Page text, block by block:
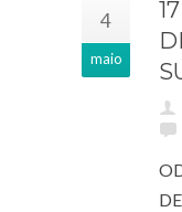
4
maio